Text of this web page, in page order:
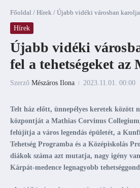
Főoldal / Hírek / Újabb vidéki városban
Hírek
Újabb vidéki
fel a tehetségeket az
Szerző Mészáros Ilona 2023.11.01. 00:00
Telt ház előtt, ünnepélyes keretek között
központját a Mathias Corvinus
felújítja a város legendás épületét, a
Tehetség Programba és a Középiskolás
diákok száma azt mutatja, nagy igény
Kárpát-medence legnagyobb